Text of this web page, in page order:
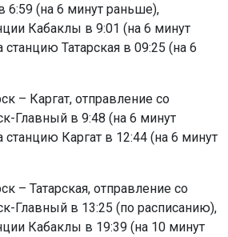
6:59 (на 6 минут раньше),
Кабаклы в 9:01 (на 6 минут
Татарская в 09:25 (на 6
– Каргат, отправление со
Главный в 9:48 (на 6 минут
Каргат в 12:44 (на 6 минут
– Татарская, отправление со
Главный в 13:25 (по расписанию),
Кабаклы в 19:39 (на 10 минут